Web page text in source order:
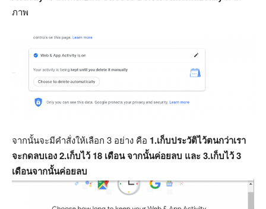
ภาพ
จากนั้นจะมีคำสั่งให้เลือก 3 อย่าง คือ 1.เก็บประวัติไว้ตนกว่าเรา
จะกดลบเอง2.เก็บไว้ 18 เดือน จากนั้นค่อยลบ และ 3.เก็บไว้ 3
เดือนจากนั้นค่อยลบ